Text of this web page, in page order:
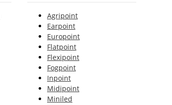
Agripoint
Earpoint
Europoint
Flatpoint
Flexipoint
Fogpoint
Inpoint
Midipoint
Miniled